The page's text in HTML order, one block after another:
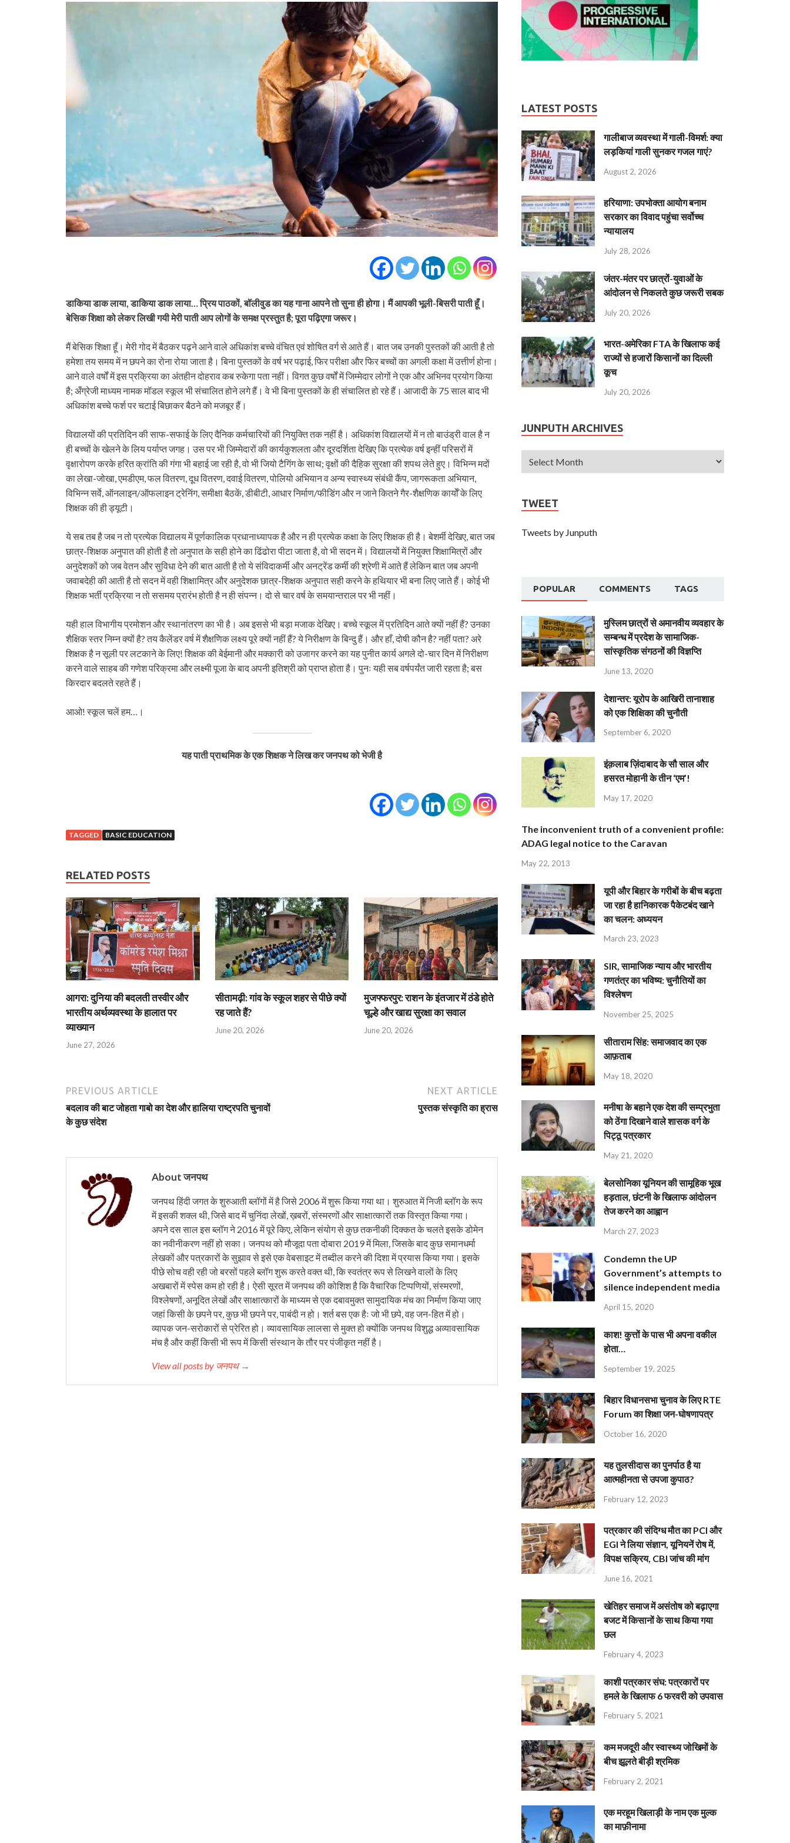
डाकिया डाक लाया, डाकिया डाक लाया… प्रिय पाठकों, बॉलीवुड का यह गाना आपने तो सुना ही होगा। मैं आपकी भूली-बिसरी पाती हूँ।
बेसिक शिक्षा को लेकर लिखी गयी मेरी पाती आप लोगों के समक्ष प्रस्तुत है; पूरा पढ़िएगा जरूर।
मैं बेसिक शिक्षा हूँ। मेरी गोद में बैठकर पढ़ने आने वाले अधिकांश बच्चे वंचित एवं शोषित वर्ग से आते हैं। बात जब उनकी पुस्तकों की आती है तो
हमेशा तय समय में न छपने का रोना रोया जाता है। बिना पुस्तकों के वर्ष भर पढ़ाई, फिर परीक्षा और फिर बच्चों का अगली कक्षा में उत्तीर्ण होना।
आने वाले वर्षों में इस प्रक्रिया का अंतहीन दोहराव कब रुकेगा पता नहीं। विगत कुछ वर्षों में जिम्मेदार लोगों ने एक और अभिनव प्रयोग किया
है; अँग्रेजी माध्यम नामक मॉडल स्कूल भी संचालित होने लगे हैं। वे भी बिना पुस्तकों के ही संचालित हो रहे हैं। आजादी के 75 साल बाद भी
अधिकांश बच्चे फर्श पर चटाई बिछाकर बैठने को मजबूर हैं।
विद्यालयों की प्रतिदिन की साफ-सफाई के लिए दैनिक कर्मचारियों की नियुक्ति तक नहीं है। अधिकांश विद्यालयों में न तो बाउंड्री वाल है न
ही बच्चों के खेलने के लिय पर्याप्त जगह। उस पर भी जिम्मेदारों की कार्यकुशलता और दूरदर्शिता देखिए कि प्रत्येक वर्ष इन्हीं परिसरों में
वृक्षारोपण करके हरित क्रांति की गंगा भी बहाई जा रही है, वो भी जियो टैगिंग के साथ; वृक्षों की दैहिक सुरक्षा की शपथ लेते हुए। विभिन्न मदों
का लेखा-जोखा, एमडीएम, फल वितरण, दूध वितरण, दवाई वितरण, पोलियो अभियान व अन्य स्वास्थ्य संबंधी कैंप, जागरूकता अभियान,
विभिन्न सर्वे, ऑनलाइन/ऑफलाइन ट्रेनिंग, समीक्षा बैठकें, डीबीटी, आधार निर्माण/फीडिंग और न जाने कितने गैर-शैक्षणिक कार्योँ के लिए
शिक्षक की ही ड्यूटी।
ये सब तब है जब न तो प्रत्येक विद्यालय में पूर्णकालिक प्रधानाध्यापक है और न ही प्रत्येक कक्षा के लिए शिक्षक ही है। बेशर्मी देखिए, बात जब
छात्र-शिक्षक अनुपात की होती है तो अनुपात के सही होने का ढिंढोरा पीटा जाता है, वो भी सदन में। विद्यालयों में नियुक्त शिक्षामित्रों और
अनुदेशकों को जब वेतन और सुविधा देने की बात आती है तो ये संविदाकर्मी और अनट्रेंड कर्मी की श्रेणी में आते हैं लेकिन बात जब अपनी
जवाबदेही की आती है तो सदन में वही शिक्षामित्र और अनुदेशक छात्र-शिक्षक अनुपात सही करने के हथियार भी बना लिए जाते हैं। कोई भी
शिक्षक भर्ती प्रक्रिया न तो ससमय प्रारंभ होती है न ही संपन्न। दो से चार वर्ष के समयान्तराल पर भी नहीं।
यही हाल विभागीय प्रमोशन और स्थानांतरण का भी है। अब इससे भी बड़ा मजाक देखिए। बच्चे स्कूल में प्रतिदिन आते क्यों नहीं हैं? उनका
शैक्षिक स्तर निम्न क्यों है? तय कैलेंडर वर्ष में शैक्षणिक लक्ष्य पूरे क्यों नहीं हैं? ये निरीक्षण के बिन्दु हैं। और हाँ, दोषी कौन है? नहीं पता? अरे
शिक्षक है न सूली पर लटकाने के लिए! शिक्षक की बेईमानी और मक्कारी को उजागर करने का यह पुनीत कार्य अगले दो-चार दिन में निरीक्षण
करने वाले साहब की गणेश परिक्रमा और लक्ष्मी पूजा के बाद अपनी इतिश्री को प्राप्त होता है। पुनः यही सब वर्षपर्यंत जारी रहता है; बस
किरदार बदलते रहते हैं।
आओ! स्कूल चलें हम…।
यह पाती प्राथमिक के एक शिक्षक ने लिख कर जनपथ को भेजी है
TAGGED BASIC EDUCATION
RELATED POSTS
आगरा: दुनिया की बदलती तस्वीर और
भारतीय अर्थव्यवस्था के हालात पर
व्याख्यान
June 27, 2026
सीतामढ़ी: गांव के स्कूल शहर से पीछे क्यों
रह जाते हैं?
June 20, 2026
मुजफ्फरपुर: राशन के इंतजार में ठंडे होते
चूल्हे और खाद्य सुरक्षा का सवाल
June 20, 2026
PREVIOUS ARTICLE
बदलाव की बाट जोहता गाबो का देश और हालिया राष्ट्रपति चुनावों
के कुछ संदेश
NEXT ARTICLE
पुस्तक संस्कृति का ह्रास
About जनपथ
जनपथ हिंदी जगत के शुरुआती ब्लॉगों में है जिसे 2006 में शुरू किया गया था। शुरुआत में निजी ब्लॉग के रूप
में इसकी शक्ल थी, जिसे बाद में चुनिंदा लेखों, ख़बरों, संस्मरणों और साक्षात्कारों तक विस्तृत किया गया।
अपने दस साल इस ब्लॉग ने 2016 में पूरे किए, लेकिन संयोग से कुछ तकनीकी दिक्कत के चलते इसके डोमेन
का नवीनीकरण नहीं हो सका। जनपथ को मौजूदा पता दोबारा 2019 में मिला, जिसके बाद कुछ समानधर्मा
लेखकों और पत्रकारों के सुझाव से इसे एक वेबसाइट में तब्दील करने की दिशा में प्रयास किया गया। इसके
पीछे सोच वही रही जो बरसों पहले ब्लॉग शुरू करते वक्त थी, कि स्वतंत्र रूप से लिखने वालों के लिए
अखबारों में स्पेस कम हो रही है। ऐसी सूरत में जनपथ की कोशिश है कि वैचारिक टिप्पणियों, संस्मरणों,
विश्लेषणों, अनूदित लेखों और साक्षात्कारों के माध्यम से एक दबावमुक्त सामुदायिक मंच का निर्माण किया जाए
जहां किसी के छपने पर, कुछ भी छपने पर, पाबंदी न हो। शर्त बस एक हैः जो भी छपे, वह जन-हित में हो।
व्यापक जन-सरोकारों से प्रेरित हो। व्यावसायिक लालसा से मुक्त हो क्योंकि जनपथ विशुद्ध अव्यावसायिक
मंच है और कहीं किसी भी रूप में किसी संस्थान के तौर पर पंजीकृत नहीं है।
View all posts by जनपथ →
LATEST POSTS
गालीबाज व्‍यवस्‍था में गाली-विमर्श: क्या
लड़कियां गाली सुनकर गजल गाएं?
August 2, 2026
हरियाणा: उपभोक्ता आयोग बनाम
सरकार का विवाद पहुंचा सर्वोच्च
न्यायालय
July 28, 2026
जंतर-मंतर पर छात्रों-युवाओं के
आंदोलन से निकलते कुछ जरूरी सबक
July 20, 2026
भारत-अमेरिका FTA के खिलाफ कई
राज्यों से हजारों किसानों का दिल्ली
कूच
July 20, 2026
JUNPUTH ARCHIVES
TWEET
Tweets by Junputh
POPULAR COMMENTS TAGS
मुस्लिम छात्रों से अमानवीय व्यवहार के
सम्बन्ध में प्रदेश के सामाजिक-
सांस्कृतिक संगठनों की विज्ञप्ति
June 13, 2020
देशान्‍तर: यूरोप के आखिरी तानाशाह
को एक शिक्षिका की चुनौती
September 6, 2020
इंक़लाब ज़िंदाबाद के सौ साल और
हसरत मोहानी के तीन ‘एम’!
May 17, 2020
The inconvenient truth of a convenient profile:
ADAG legal notice to the Caravan
May 22, 2013
यूपी और बिहार के गरीबों के बीच बढ़ता
जा रहा है हानिकारक पैकेटबंद खाने
का चलन: अध्ययन
March 23, 2023
SIR, सामाजिक न्याय और भारतीय
गणतंत्र का भविष्य: चुनौतियों का
विश्लेषण
November 25, 2025
सीताराम सिंह: समाजवाद का एक
आफ़ताब
May 18, 2020
मनीषा के बहाने एक देश की सम्प्रभुता
को ठेंगा दिखाने वाले शासक वर्ग के
पिट्ठू पत्रकार
May 21, 2020
बेलसोनिका यूनियन की सामूहिक भूख
हड़ताल, छंटनी के खिलाफ आंदोलन
तेज करने का आह्वान
March 27, 2023
Condemn the UP
Government’s attempts to
silence independent media
April 15, 2020
काश! कुत्तों के पास भी अपना वकील
होता…
September 19, 2025
बिहार विधानसभा चुनाव के लिए RTE
Forum का शिक्षा जन-घोषणापत्र
October 16, 2020
यह तुलसीदास का पुनर्पाठ है या
आत्महीनता से उपजा कुपाठ?
February 12, 2023
पत्रकार की संदिग्ध मौत का PCI और
EGI ने लिया संज्ञान, यूनियनें रोष में,
विपक्ष सक्रिय, CBI जांच की मांग
June 16, 2021
खेतिहर समाज में असंतोष को बढ़ाएगा
बजट में किसानों के साथ किया गया
छल
February 4, 2023
काशी पत्रकार संघ: पत्रकारों पर
हमले के खिलाफ 6 फरवरी को उपवास
February 5, 2021
कम मजदूरी और स्वास्थ्य जोखिमों के
बीच झूलते बीड़ी श्रमिक
February 2, 2021
एक मरहूम खिलाड़ी के नाम एक मुल्क
का माफ़ीनामा